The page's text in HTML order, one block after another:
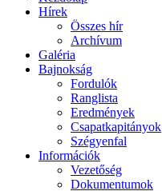
Hírek
Összes hír
Archívum
Galéria
Bajnokság
Fordulók
Ranglista
Eredmények
Csapatkapitányok
Szégyenfal
Információk
Vezetőség
Dokumentumok